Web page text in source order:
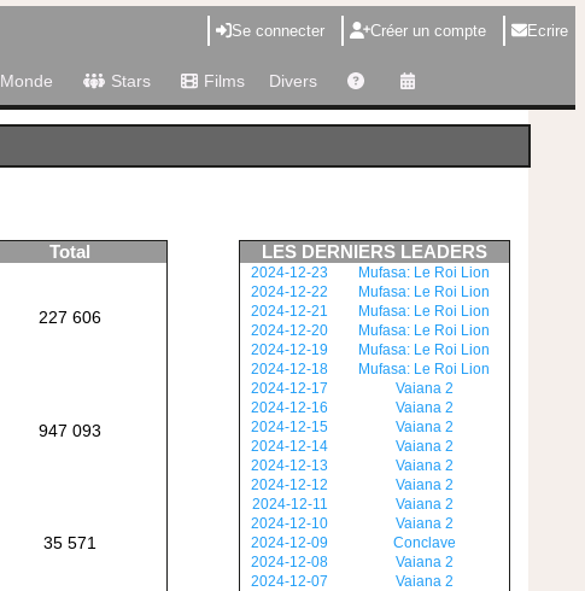
Se connecter Créer un compte Ecrire
Monde Stars Films Divers
Total
227 606
947 093
35 571
LES DERNIERS LEADERS
2024-12-23
Mufasa: Le Roi Lion
2024-12-22
Mufasa: Le Roi Lion
2024-12-21
Mufasa: Le Roi Lion
2024-12-20
Mufasa: Le Roi Lion
2024-12-19
Mufasa: Le Roi Lion
2024-12-18
Mufasa: Le Roi Lion
2024-12-17
Vaiana 2
2024-12-16
Vaiana 2
2024-12-15
Vaiana 2
2024-12-14
Vaiana 2
2024-12-13
Vaiana 2
2024-12-12
Vaiana 2
2024-12-11
Vaiana 2
2024-12-10
Vaiana 2
2024-12-09
Conclave
2024-12-08
Vaiana 2
2024-12-07
Vaiana 2